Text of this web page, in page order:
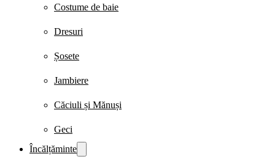
Costume de baie
Dresuri
Șosete
Jambiere
Căciuli și Mănuși
Geci
Încălțăminte